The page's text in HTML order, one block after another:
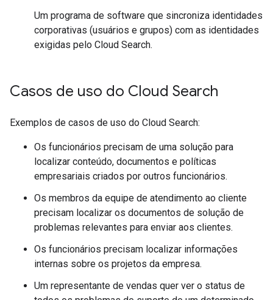
Um programa de software que sincroniza identidades
corporativas (usuários e grupos) com as identidades
exigidas pelo Cloud Search.
Casos de uso do Cloud Search
Exemplos de casos de uso do Cloud Search:
Os funcionários precisam de uma solução para
localizar conteúdo, documentos e políticas
empresariais criados por outros funcionários.
Os membros da equipe de atendimento ao cliente
precisam localizar os documentos de solução de
problemas relevantes para enviar aos clientes.
Os funcionários precisam localizar informações
internas sobre os projetos da empresa.
Um representante de vendas quer ver o status de